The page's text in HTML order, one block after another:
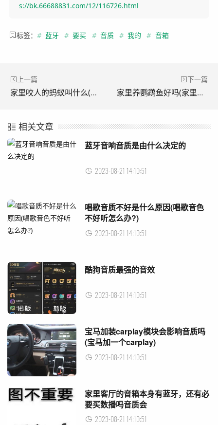
s://bk.66688831.com/12/116726.html
标签： # 蓝牙 # 要买 # 音质 # 我的 # 音箱
上一篇
家里咬人的蚂蚁叫什么(家里出现咬人的红蚂蚁)
下一篇
家里养鹦鹉鱼好吗(家里养鹦鹉鱼跟风水有关系吗)
相关文章
蓝牙音响音质是由什么决定的
2023-08-21 14:10:51
唱歌音质不好是什么原因(唱歌音色
不好听怎么办?)
2023-08-21 14:10:51
酷狗音质最强的音效
2023-08-21 14:10:51
宝马加装carplay模块会影响音质吗
(宝马加一个carplay)
2023-08-21 14:10:51
家里客厅的音箱本身有蓝牙，还有必
要买数播吗音质会
2023-08-21 14:10:51